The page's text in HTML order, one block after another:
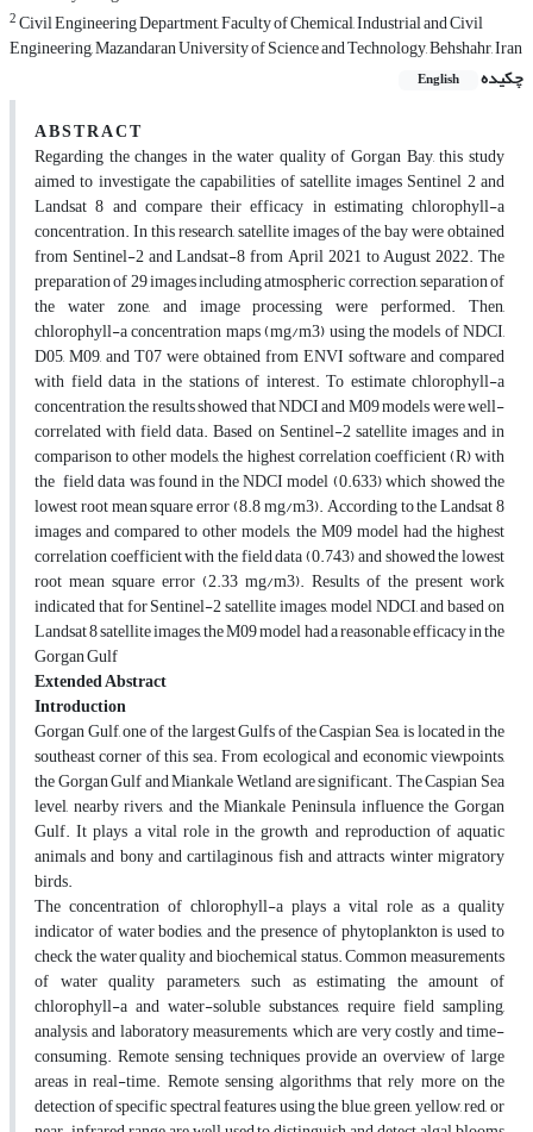
2Civil Engineering Department, Faculty of Chemical, Industrial and Civil
Engineering, Mazandaran University of Science and Technology, Behshahr, Iran
چکیده
English
A B S T R A C T
Regarding the changes in the water quality of Gorgan Bay, this study
aimed to investigate the capabilities of satellite images Sentinel 2 and
Landsat 8 and compare their efficacy in estimating chlorophyll-a
concentration. In this research, satellite images of the bay were obtained
from Sentinel-2 and Landsat-8 from April 2021 to August 2022. The
preparation of 29 images including atmospheric correction, separation of
the water zone, and image processing were performed. Then,
chlorophyll-a concentration maps (mg/m3) using the models of NDCI,
D05, M09, and T07 were obtained from ENVI software and compared
with field data in the stations of interest. To estimate chlorophyll-a
concentration, the results showed that NDCI and M09 models were well-
correlated with field data. Based on Sentinel-2 satellite images and in
comparison to other models, the highest correlation coefficient (R) with
the field data was found in the NDCI model (0.633) which showed the
lowest root mean square error (8.8 mg/m3). According to the Landsat 8
images and compared to other models, the M09 model had the highest
correlation coefficient with the field data (0.743) and showed the lowest
root mean square error (2.33 mg/m3). Results of the present work
indicated that for Sentinel-2 satellite images, model NDCI, and based on
Landsat 8 satellite images, the M09 model had a reasonable efficacy in the
Gorgan Gulf
Extended Abstract
Introduction
Gorgan Gulf, one of the largest Gulfs of the Caspian Sea, is located in the
southeast corner of this sea. From ecological and economic viewpoints,
the Gorgan Gulf and Miankale Wetland are significant. The Caspian Sea
level, nearby rivers, and the Miankale Peninsula influence the Gorgan
Gulf. It plays a vital role in the growth and reproduction of aquatic
animals and bony and cartilaginous fish and attracts winter migratory
birds.
The concentration of chlorophyll-a plays a vital role as a quality
indicator of water bodies, and the presence of phytoplankton is used to
check the water quality and biochemical status. Common measurements
of water quality parameters, such as estimating the amount of
chlorophyll-a and water-soluble substances, require field sampling,
analysis, and laboratory measurements, which are very costly and time-
consuming. Remote sensing techniques provide an overview of large
areas in real-time. Remote sensing algorithms that rely more on the
detection of specific spectral features using the blue, green, yellow, red, or